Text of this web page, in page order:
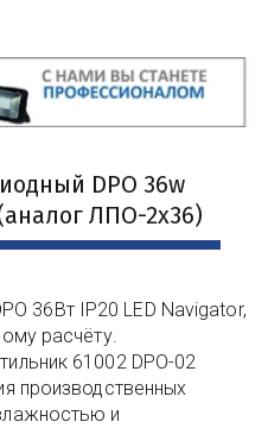
DPO 36w
ЛПО-2х36)
36Вт IP20 LED Navigator,
расчёту.
61002 DPO-02
производственных
и